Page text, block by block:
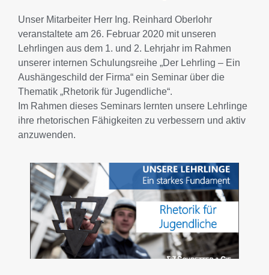
Unser Mitarbeiter Herr Ing. Reinhard Oberlohr
veranstaltete am 26. Februar 2020 mit unseren
Lehrlingen aus dem 1. und 2. Lehrjahr im Rahmen
unserer internen Schulungsreihe „Der Lehrling – Ein
Aushängeschild der Firma“ ein Seminar über die
Thematik „Rhetorik für Jugendliche“.
Im Rahmen dieses Seminars lernten unsere Lehrlinge
ihre rhetorischen Fähigkeiten zu verbessern und aktiv
anzuwenden.